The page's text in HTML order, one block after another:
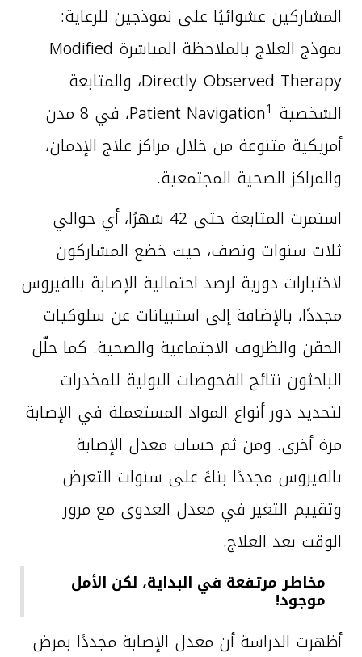
المشاركين عشوائيًا على نموذجين للرعاية:
نموذج العلاج بالملاحظة المباشرة Modified
Directly Observed Therapy، والمتابعة
الشخصية Patient Navigation 1
، في 8 مدن
أمريكية متنوعة من خلال مراكز علاج الإدمان،
والمراكز الصحية المجتمعية.
استمرت المتابعة حتى 42 شهرًا، أي حوالي
ثلاث سنوات ونصف، حيث خضع المشاركون
لاختبارات دورية لرصد احتمالية الإصابة بالفيروس
مجددًا، بالإضافة إلى استبيانات عن سلوكيات
الحقن والظروف الاجتماعية والصحية. كما حلّل
الباحثون نتائج الفحوصات البولية للمخدرات
لتحديد دور أنواع المواد المستعملة في الإصابة
مرة أخرى. ومن ثم حساب معدل الإصابة
بالفيروس مجددًا بناءً على سنوات التعرض
وتقييم التغير في معدل العدوى مع مرور
الوقت بعد العلاج.
مخاطر مرتفعة في البداية، لكن الأمل
موجود!
أظهرت الدراسة أن معدل الإصابة مجددًا بمرض